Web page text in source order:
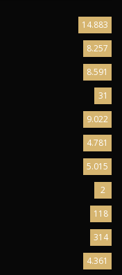
14.883
8.257
8.591
31
9.022
4.781
5.015
2
118
314
4.361